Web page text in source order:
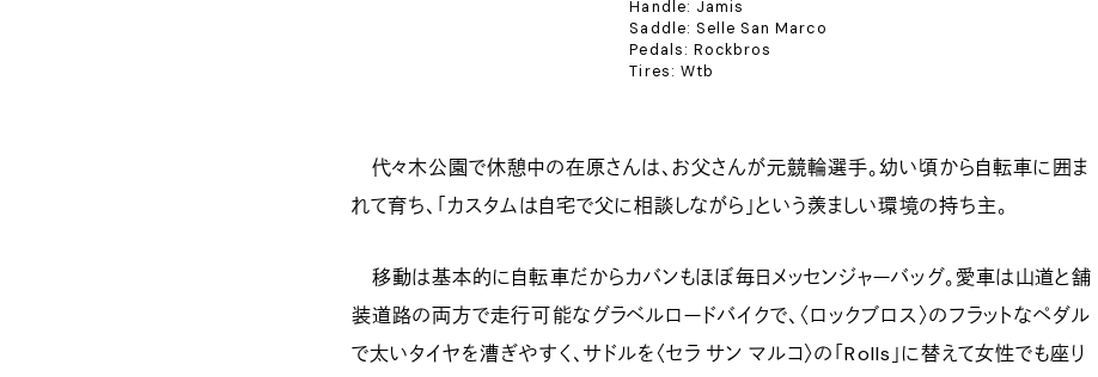
Handle: Jamis
Saddle: Selle San Marco
Pedals: Rockbros
Tires: Wtb
代々木公園で休憩中の在原さんは、お父さんが元競輪選手。幼い頃から自転車に囲ま
れて育ち、「カスタムは自宅で父に相談しながら」という羨ましい環境の持ち主。
移動は基本的に自転車だからカバンもほぼ毎日メッセンジャーバッグ。愛車は山道と舗
装道路の両方で走行可能なグラベルロードバイクで、〈ロックブロス〉のフラットなペダル
で太いタイヤを漕ぎやすく、サドルを〈セラ サン マルコ〉の「Rolls」に替えて女性でも座り